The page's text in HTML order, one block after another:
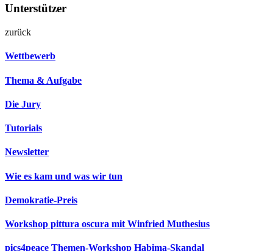
Unterstützer
zurück
Wettbewerb
Thema & Aufgabe
Die Jury
Tutorials
Newsletter
Wie es kam und was wir tun
Demokratie-Preis
Workshop pittura oscura mit Winfried Muthesius
pics4peace Themen-Workshop Habima-Skandal